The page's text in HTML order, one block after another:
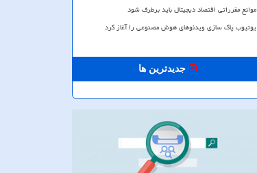
موانع مقرراتی اقتصاد دیجیتال باید برطرف شود
یوتیوب پاک سازی ویدئوهای هوش مصنوعی را آغاز کرد
جدیدترین ها